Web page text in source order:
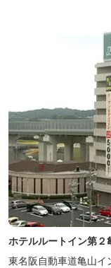
ホテルルートイン第２
東名阪自動車道亀山